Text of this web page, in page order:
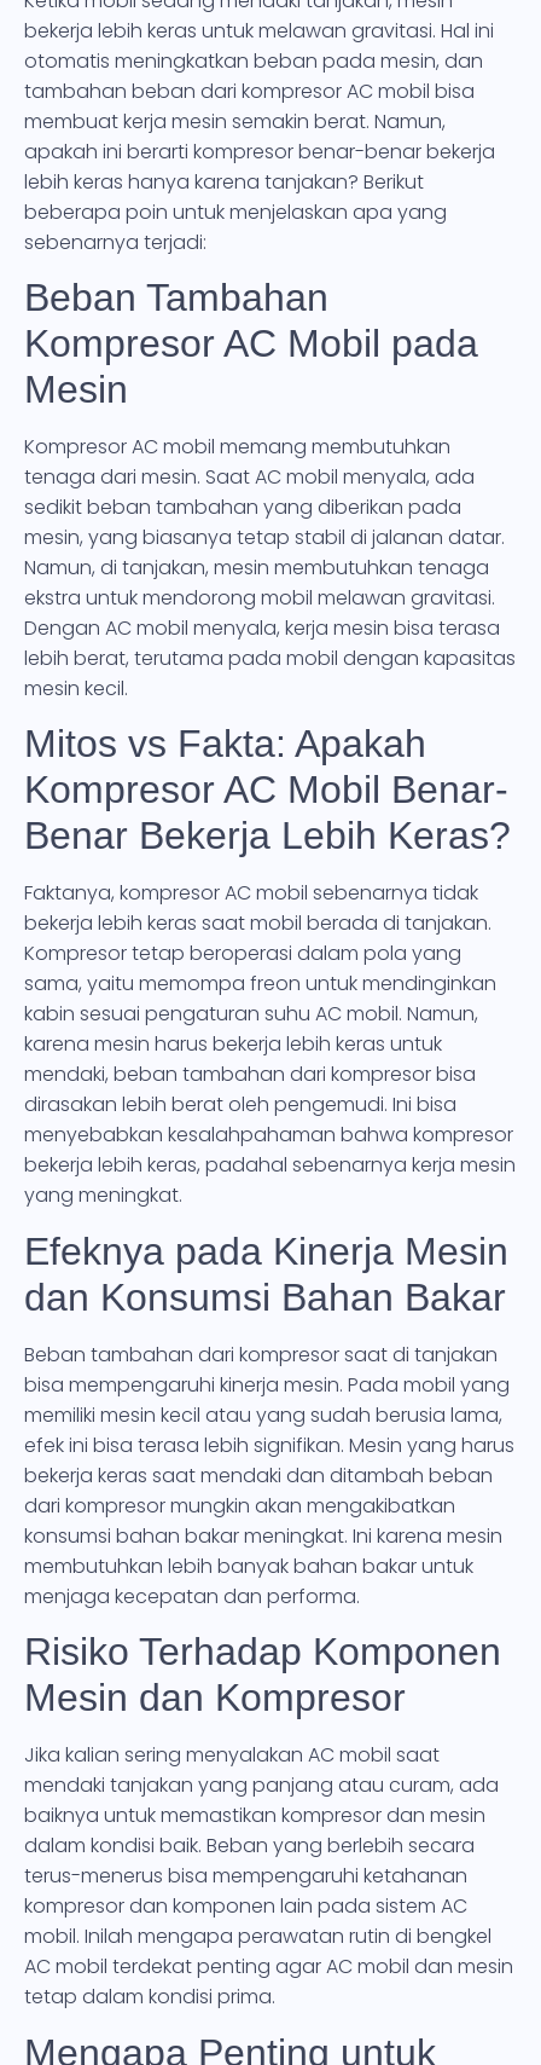
bekerja lebih keras untuk melawan gravitasi. Hal ini
otomatis meningkatkan beban pada mesin, dan
tambahan beban dari kompresor AC mobil bisa
membuat kerja mesin semakin berat. Namun,
apakah ini berarti kompresor benar-benar bekerja
lebih keras hanya karena tanjakan? Berikut
beberapa poin untuk menjelaskan apa yang
sebenarnya terjadi:
Beban Tambahan
Kompresor AC Mobil pada
Mesin
Kompresor AC mobil memang membutuhkan
tenaga dari mesin. Saat AC mobil menyala, ada
sedikit beban tambahan yang diberikan pada
mesin, yang biasanya tetap stabil di jalanan datar.
Namun, di tanjakan, mesin membutuhkan tenaga
ekstra untuk mendorong mobil melawan gravitasi.
Dengan AC mobil menyala, kerja mesin bisa terasa
lebih berat, terutama pada mobil dengan kapasitas
mesin kecil.
Mitos vs Fakta: Apakah
Kompresor AC Mobil Benar-
Benar Bekerja Lebih Keras?
Faktanya, kompresor AC mobil sebenarnya tidak
bekerja lebih keras saat mobil berada di tanjakan.
Kompresor tetap beroperasi dalam pola yang
sama, yaitu memompa freon untuk mendinginkan
kabin sesuai pengaturan suhu AC mobil. Namun,
karena mesin harus bekerja lebih keras untuk
mendaki, beban tambahan dari kompresor bisa
dirasakan lebih berat oleh pengemudi. Ini bisa
menyebabkan kesalahpahaman bahwa kompresor
bekerja lebih keras, padahal sebenarnya kerja mesin
yang meningkat.
Efeknya pada Kinerja Mesin
dan Konsumsi Bahan Bakar
Beban tambahan dari kompresor saat di tanjakan
bisa mempengaruhi kinerja mesin. Pada mobil yang
memiliki mesin kecil atau yang sudah berusia lama,
efek ini bisa terasa lebih signifikan. Mesin yang harus
bekerja keras saat mendaki dan ditambah beban
dari kompresor mungkin akan mengakibatkan
konsumsi bahan bakar meningkat. Ini karena mesin
membutuhkan lebih banyak bahan bakar untuk
menjaga kecepatan dan performa.
Risiko Terhadap Komponen
Mesin dan Kompresor
Jika kalian sering menyalakan AC mobil saat
mendaki tanjakan yang panjang atau curam, ada
baiknya untuk memastikan kompresor dan mesin
dalam kondisi baik. Beban yang berlebih secara
terus-menerus bisa mempengaruhi ketahanan
kompresor dan komponen lain pada sistem AC
mobil. Inilah mengapa perawatan rutin di bengkel
AC mobil terdekat penting agar AC mobil dan mesin
tetap dalam kondisi prima.
Mengapa Penting untuk